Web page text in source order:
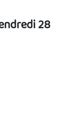
28